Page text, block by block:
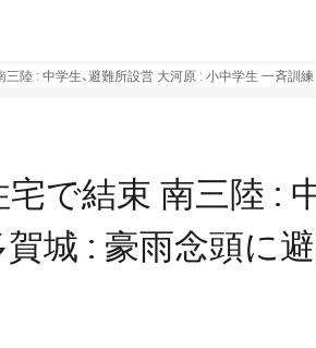
陸 : 中学生、避難所設営 大河原 : 小中学生 一斉訓
で結束 南三陸 :
城 : 豪雨念頭に